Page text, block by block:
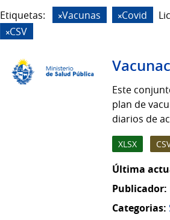
Etiquetas: Vacunas Covid
CSV
Este
plan de
diarios de
XLSX
Última
Publicador:
Categorias: